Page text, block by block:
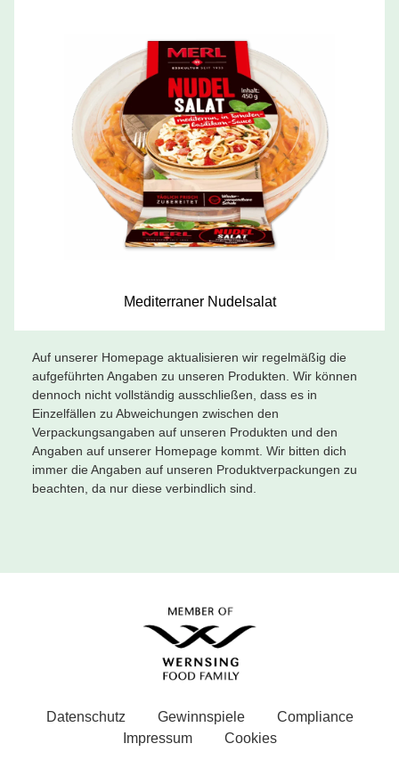
Mediterraner Nudelsalat
Auf unserer Homepage aktualisieren wir regelmäßig die
aufgeführten Angaben zu unseren Produkten. Wir können
dennoch nicht vollständig ausschließen, dass es in
Einzelfällen zu Abweichungen zwischen den
Verpackungsangaben auf unseren Produkten und den
Angaben auf unserer Homepage kommt. Wir bitten dich
immer die Angaben auf unseren Produktverpackungen zu
beachten, da nur diese verbindlich sind.
Datenschutz Gewinnspiele
Compliance
Impressum
Cookies